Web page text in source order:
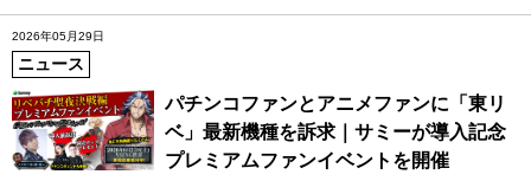
2026年05月29日
ニュース
パチンコファンとアニメファンに「東リ
ベ」最新機種を訴求｜サミーが導入記念
プレミアムファンイベントを開催